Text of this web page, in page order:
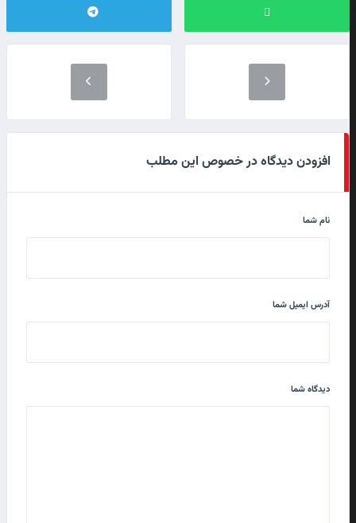
افزودن دیدگاه در خصوص این مطلب
نام شما
آدرس ایمیل شما
دیدگاه شما